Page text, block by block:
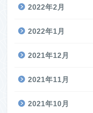
2022年2月
2022年1月
2021年12月
2021年11月
2021年10月